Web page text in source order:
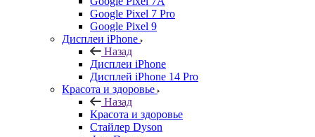
Google Pixel 7 Pro
Google Pixel 9
Дисплеи iPhone
Назад
Дисплеи iPhone
Дисплей iPhone 14 Pro
Красота и здоровье
Назад
Красота и здоровье
Стайлер Dyson